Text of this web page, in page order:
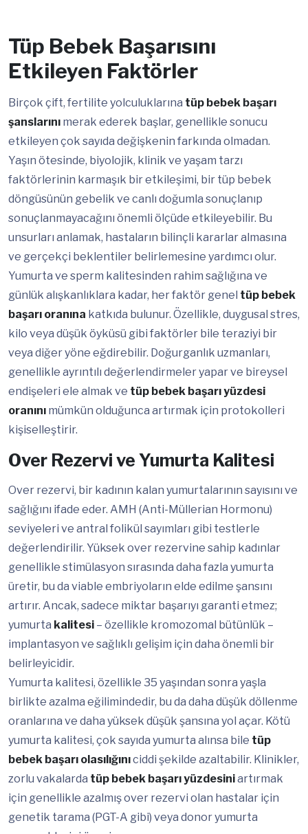
Tüp Bebek Başarısını
Etkileyen Faktörler
Birçok çift, fertilite yolculuklarına tüp bebek başarı
şanslarını merak ederek başlar, genellikle sonucu
etkileyen çok sayıda değişkenin farkında olmadan.
Yaşın ötesinde, biyolojik, klinik ve yaşam tarzı
faktörlerinin karmaşık bir etkileşimi, bir tüp bebek
döngüsünün gebelik ve canlı doğumla sonuçlanıp
sonuçlanmayacağını önemli ölçüde etkileyebilir. Bu
unsurları anlamak, hastaların bilinçli kararlar almasına
ve gerçekçi beklentiler belirlemesine yardımcı olur.
Yumurta ve sperm kalitesinden rahim sağlığına ve
günlük alışkanlıklara kadar, her faktör genel tüp bebek
başarı oranına katkıda bulunur. Özellikle, duygusal stres,
kilo veya düşük öyküsü gibi faktörler bile teraziyi bir
veya diğer yöne eğdirebilir. Doğurganlık uzmanları,
genellikle ayrıntılı değerlendirmeler yapar ve bireysel
endişeleri ele almak ve tüp bebek başarı yüzdesi
oranını mümkün olduğunca artırmak için protokolleri
kişiselleştirir.
Over Rezervi ve Yumurta Kalitesi
Over rezervi, bir kadının kalan yumurtalarının sayısını ve
sağlığını ifade eder. AMH (Anti-Müllerian Hormonu)
seviyeleri ve antral folikül sayımları gibi testlerle
değerlendirilir. Yüksek over rezervine sahip kadınlar
genellikle stimülasyon sırasında daha fazla yumurta
üretir, bu da viable embriyoların elde edilme şansını
artırır. Ancak, sadece miktar başarıyı garanti etmez;
yumurta kalitesi – özellikle kromozomal bütünlük –
implantasyon ve sağlıklı gelişim için daha önemli bir
belirleyicidir.
Yumurta kalitesi, özellikle 35 yaşından sonra yaşla
birlikte azalma eğilimindedir, bu da daha düşük döllenme
oranlarına ve daha yüksek düşük şansına yol açar. Kötü
yumurta kalitesi, çok sayıda yumurta alınsa bile tüp
bebek başarı olasılığınıciddi şekilde azaltabilir. Klinikler,
zorlu vakalarda tüp bebek başarı yüzdesiniartırmak
için genellikle azalmış over rezervi olan hastalar için
genetik tarama (PGT-A gibi) veya donor yumurta